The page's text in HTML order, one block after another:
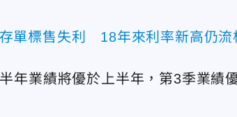
單標售失利 18年來利率新高仍流
年業績將優於上半年，第3季業績